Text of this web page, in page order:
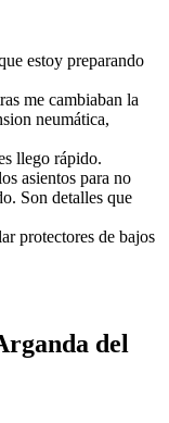
estoy preparando
me cambiaban la
neumática,
llego rápido.
asientos para no
Son detalles que
protectores de bajos
del